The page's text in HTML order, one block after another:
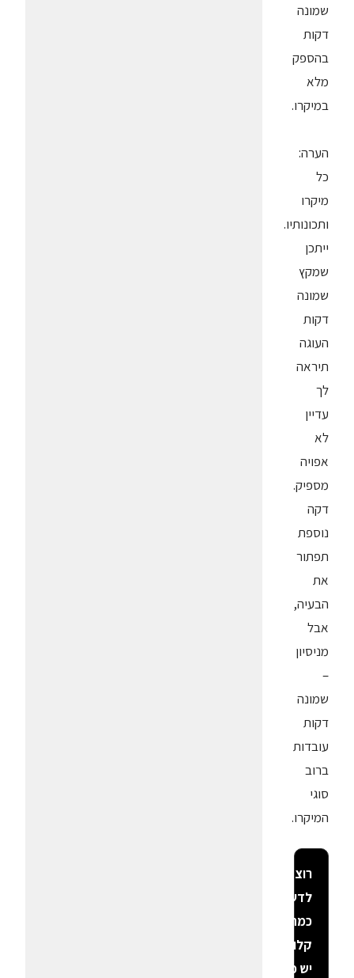
שמונה
דקות
בהספק
מלא
במיקרו.
הערה:
כל
מיקרו
ותכונותיו.
ייתכן
שמקץ
שמונה
דקות
העוגה
תיראה
לך
עדיין
לא
אפויה
מספיק.
דקה
נוספת
תפתור
את
הבעיה,
אבל
מניסיון
–
שמונה
דקות
עובדות
ברוב
סוגי
המיקרו.
רוצה
לדעת
כמה
קלוריות
יש פה?